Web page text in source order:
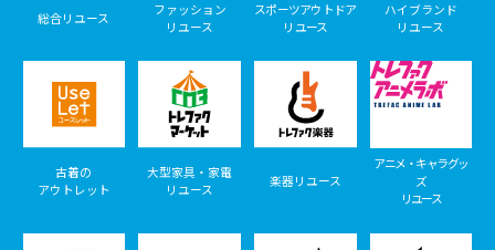
総合リユース
ファッション
リユース
スポーツアウトドア
リユース
ハイブランド
リユース
古着の
アウトレット
大型家具・家電
リユース
楽器リユース
アニメ・キャラグッ
ズ
リユース